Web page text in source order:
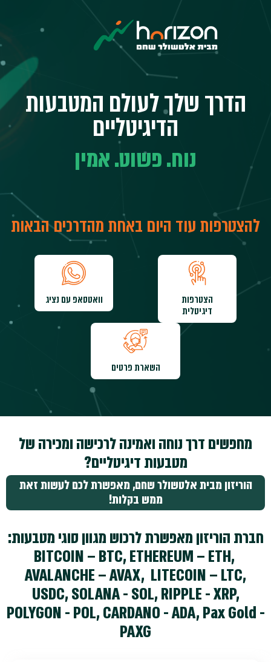
דיגיטלייםהדרך שלך לעולם המטבעות
הדיגיטליים
נוח. פשוט. אמין
להצטרפות עוד היום באחת מהדרכים הבאות
הצטרפות
דיגיטלית
וואטסאפ עם נציג
השארת פרטים
מחפשים דרך נוחה ואמינה לרכישה ומכירה של
מטבעות דיגיטליים?
הוריזון מבית אלטשולר שחם, מאפשרת לכם לעשות זאת
ממש בקלות!
חברת הוריזון מאפשרת לרכוש מגוון סוגי מטבעות:
BITCOIN – BTC, ETHEREUM – ETH,
AVALANCHE – AVAX, LITECOIN – LTC,
USDC, SOLANA - SOL, RIPPLE - XRP,
POLYGON - POL, CARDANO - ADA, Pax Gold -
PAXG